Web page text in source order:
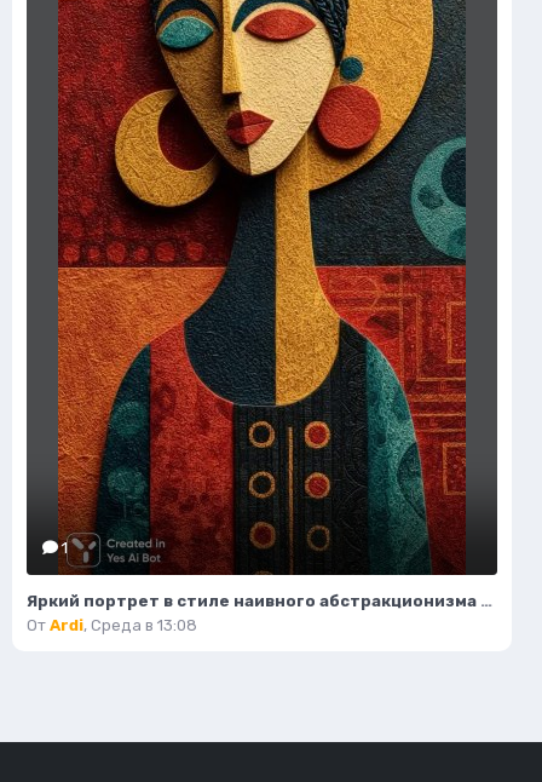
1
Яркий портрет в стиле наивного абстракционизма и африканского модернизма. Картинка из нейросети Midjourney
От Ardi, Среда в 13:08